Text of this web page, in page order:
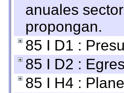
anuales
propongan.
85 I D1 :
85 I D2 :
85 I H4 :